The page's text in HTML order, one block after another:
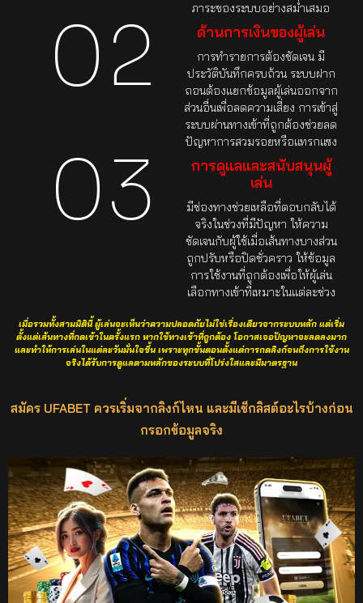
ภาระของระบบอย่างสม่ำเสมอ
02 ด้านการเงินของผู้เล่น
การทำรายการต้องชัดเจน มี
ประวัติบันทึกครบถ้วน ระบบฝาก
ถอนต้องแยกข้อมูลผู้เล่นออกจาก
ส่วนอื่นเพื่อลดความเสี่ยง การเข้าสู่
ระบบผ่านทางเข้าที่ถูกต้องช่วยลด
ปัญหาการสวมรอยหรือแทรกแซง
03
การดูแลและสนับสนุนผู้
เล่น
มีช่องทางช่วยเหลือที่ตอบกลับได้
จริงในช่วงที่มีปัญหา ให้ความ
ชัดเจนกับผู้ใช้เมื่อเส้นทางบางส่วน
ถูกปรับหรือปิดชั่วคราว ให้ข้อมูล
การใช้งานที่ถูกต้องเพื่อให้ผู้เล่น
เลือกทางเข้าที่เหมาะในแต่ละช่วง
เมื่อรวมทั้งสามมิตินี้ ผู้เล่นจะเห็นว่าความปลอดภัยไม่ใช่เรื่องเดียวจากระบบหลัก แต่เริ่ม
ตั้งแต่เส้นทางที่กดเข้าในครั้งแรก หากใช้ทางเข้าที่ถูกต้อง โอกาสเจอปัญหาจะลดลงมาก
และทำให้การเล่นในแต่ละวันมั่นใจขึ้น เพราะทุกขั้นตอนตั้งแต่การกดลิงก์จนถึงการใช้งาน
จริงได้รับการดูแลตามหลักของระบบที่โปร่งใสและมีมาตรฐาน
สมัคร UFABET ควรเริ่มจากลิงก์ไหน และมีเช็กลิสต์อะไรบ้างก่อน
กรอกข้อมูลจริง